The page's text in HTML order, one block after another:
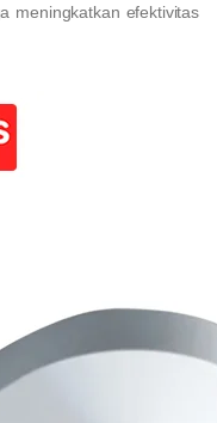
meningkatkan efektivitas